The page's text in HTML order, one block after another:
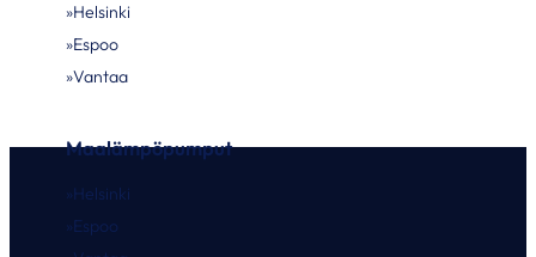
Helsinki
Espoo
Vantaa
Maalämpöpumput
Helsinki
Espoo